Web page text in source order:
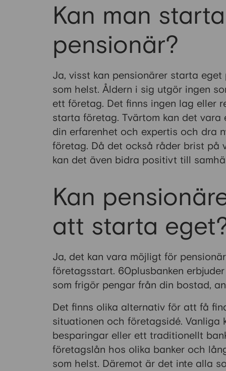
Kan man
pensionär?
Ja, visst kan pensionärer starta
som helst. Åldern i sig utgör ingen
ett företag. Det finns ingen lag eller
starta företag. Tvärtom kan det
din erfarenhet och expertis och dra
företag. Då det också råder brist på
kan det även bidra positivt till
Kan
att starta
Ja, det kan vara möjligt för
företagsstart. 60plusbanken
som frigör pengar från din bostad,
Det finns olika alternativ för att få
situationen och företagsidé.
besparingar eller ett traditionellt
företagslån hos olika banker och
som helst. Däremot är det inte alla